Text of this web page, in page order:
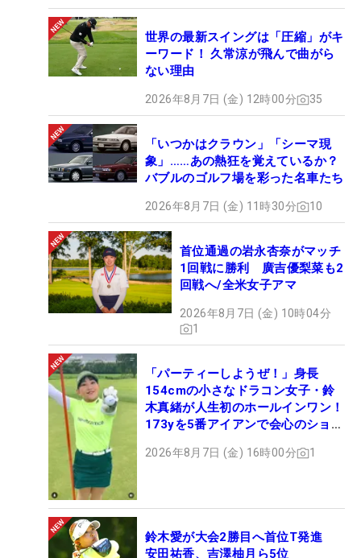
世界の最新スイングは「圧縮」がキ
ーワード！ 久常涼が飛んで曲がら
ない理由
2026年8月7日 (金) 12時00分 35
「いつかはクラウン」「シーマ現
象」……あの熱狂を覚えているか？
バブルのゴルフ場を彩った名車たち
2026年8月7日 (金) 11時30分 10
首位通過の岩永杏奈がマッチ
1回戦に勝利 廣吉優梨菜も2
回戦へ/全米女子アマ
2026年8月7日 (金) 10時04分
1
「パーティーしようぜ！」身長
154cmの小さなドラコン女子・鈴
木真緒が人生初のホールインワン！
173yを5番アイアンで会心のショッ
2026年8月7日 (金) 16時00分 1
鈴木愛が大会2勝目へ首位T発進
安田祐香、吉澤柚月ら5位